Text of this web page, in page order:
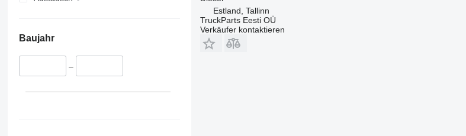
Baujahr
–
Estland, Tallinn
TruckParts Eesti OÜ
Verkäufer kontaktieren